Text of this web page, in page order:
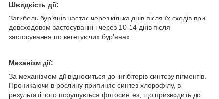
Швидкість дії:
Загибель бур’янів настає через кілька днів після їх сходів при
довсходовом застосуванні і через 10-14 днів після
застосування по вегетуючих бур’янах.
Механізм дії:
За механізмом дії відноситься до інгібіторів синтезу пігментів.
Проникаючи в рослину припиняє синтез хлорофілу, в
результаті чого порушується фотосинтез, що призводить до